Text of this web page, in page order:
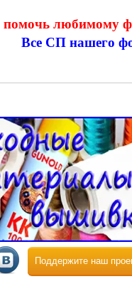
помочь любимому
Все СП нашего
Поддержите наш